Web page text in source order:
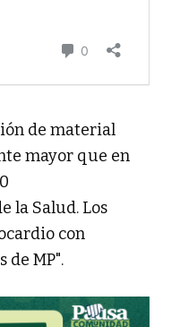
de material
mayor que en
la Salud. Los
con
de MP".